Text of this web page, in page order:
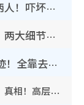
简淑儿染金发剪短头发气质判若两人！吓坏老公麦大力都认不出：“你做什么？”
汤洛雯传终于有好消息造人成功！两大细节曝孕味极浓引猜测：大肚婆先会咁！
五索亲揭10年前负债人生逆袭奇迹！全靠去一地方转运后即遇上马先生
林芊妤亲解12年前“残厕Gathering”真相！高层解约一句话重创尊严，至今拒返TVB